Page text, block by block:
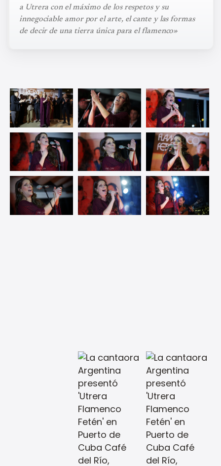
a Utrera con el máximo de los respetos y su
innegociable amor por el arte, el cante y las formas
de decir de una tierra única para el flamenco»